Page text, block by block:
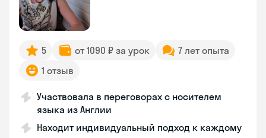
5 от 1090 ₽ за урок
7 лет опыта
1 отзыв
Участвовала в переговорах с носителем
языка из Англии
Находит индивидуальный подход к каждому